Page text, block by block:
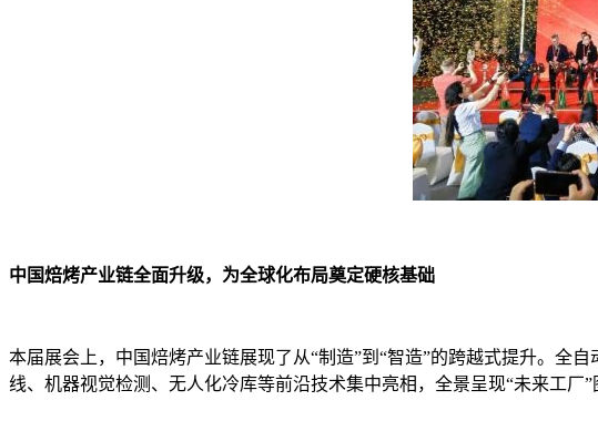
中国焙烤产业链全面升级，为全球化布局奠定硬核基础
本届展会上，中国焙烤产业链展现了从“制造”到“智造”的跨越式提升。全
线、机器视觉检测、无人化冷库等前沿技术集中亮相，全景呈现“未来工厂